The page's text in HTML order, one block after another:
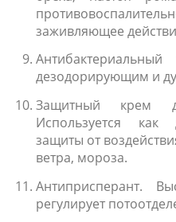
заживляющее
дезодорирующим и
Защитный крем
Используется как
защиты от
ветра, мороза.
Антиприсперант.
регулирует